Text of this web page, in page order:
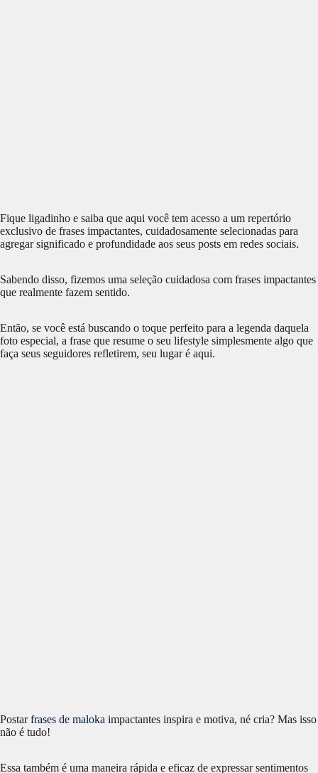
Fique ligadinho e saiba que aqui você tem acesso a um repertório
exclusivo de frases impactantes, cuidadosamente selecionadas para
agregar significado e profundidade aos seus posts em redes sociais.
Sabendo disso, fizemos uma seleção cuidadosa com frases impactantes
que realmente fazem sentido.
Então, se você está buscando o toque perfeito para a legenda daquela
foto especial, a frase que resume o seu lifestyle simplesmente algo que
faça seus seguidores refletirem, seu lugar é aqui.
Postarfrases de maloka impactantes inspira e motiva, né cria? Mas isso
não é tudo!
Essa também é uma maneira rápida e eficaz de expressar sentimentos